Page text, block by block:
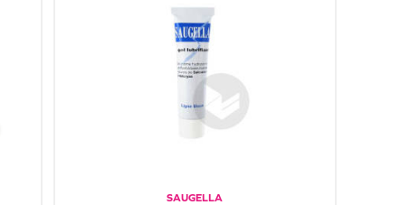
SAUGELLA